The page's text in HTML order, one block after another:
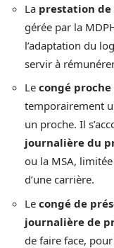
La prestation de
gérée par la
l’adaptation du
servir à
Le congé
temporairement
un proche. Il
journalière du
ou la MSA,
d’une carrière.
Le congé de
journalière de
de faire face,